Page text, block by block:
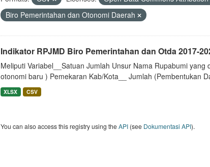
Biro Pemerintahan dan Otonomi Daerah
Indikator RPJMD Biro Pemerintahan dan Otda 2017-
Meliputi Variabel__Satuan Jumlah Unsur Nama Rupabumi
otonomi baru ) Pemekaran Kab/Kota__ Jumlah (Pembentukan
XLSX CSV
You can also access this registry using theAPI(see Dokumentasi API).